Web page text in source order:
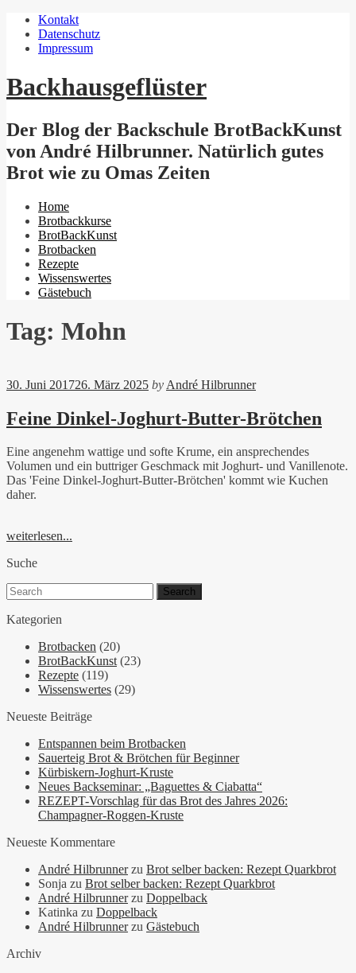
Kontakt
Datenschutz
Impressum
Backhausgeflüster
Der Blog der Backschule BrotBackKunst
von André Hilbrunner. Natürlich gutes
Brot wie zu Omas Zeiten
MenuHome
Brotbackkurse
BrotBackKunst
Brotbacken
Rezepte
Wissenswertes
Gästebuch
Tag: Mohn
30. Juni 201726. März 2025 by André Hilbrunner
Feine Dinkel-Joghurt-Butter-Brötchen
Eine angenehm wattige und softe Krume, ein ansprechendes
Volumen und ein buttriger Geschmack mit Joghurt- und Vanillenote.
Das 'Feine Dinkel-Joghurt-Butter-Brötchen' kommt wie Kuchen
daher.
weiterlesen...
Suche
Search
for:
Kategorien
Brotbacken (20)
BrotBackKunst(23)
Rezepte (119)
Wissenswertes (29)
Neueste Beiträge
Entspannen beim Brotbacken
Sauerteig Brot & Brötchen für Beginner
Kürbiskern-Joghurt-Kruste
Neues Backseminar: „Baguettes & Ciabatta“
REZEPT-Vorschlag für das Brot des Jahres 2026:
Champagner-Roggen-Kruste
Neueste Kommentare
André Hilbrunnerzu Brot selber backen: Rezept Quarkbrot
Sonja zu Brot selber backen: Rezept Quarkbrot
André Hilbrunnerzu Doppelback
Katinka zu Doppelback
André Hilbrunnerzu Gästebuch
Archiv